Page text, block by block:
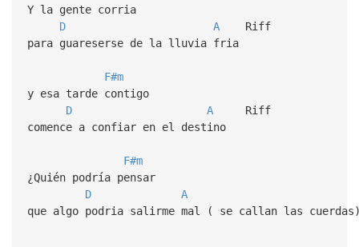
Y la gente corria
D
ARiff
para guareserse de la lluvia fria
F#m
y esa tarde contigo
D
ARiff
comence a confiar en el destino
F#m
¿Quién podría pensar
D
A
que algo podria salirme mal ( se callan las